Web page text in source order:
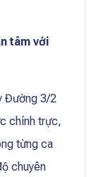
tâm với
Đường 3/2
chính trực,
từng ca
chuyên